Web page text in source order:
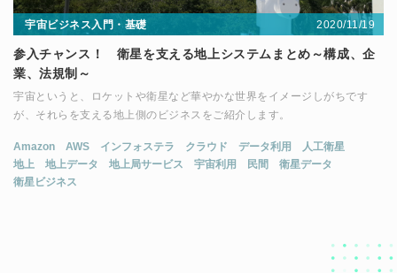
宇宙ビジネス入門・基礎 2020/11/19
参入チャンス！ 衛星を支える地上システムまとめ～構成、企
業、法規制～
宇宙というと、ロケットや衛星など華やかな世界をイメージしがちです
が、それらを支える地上側のビジネスをご紹介します。
Amazon AWS インフォステラ クラウド データ利用
人工衛星
地上
地上データ 地上局サービス 宇宙利用 民間
衛星データ
衛星ビジネス